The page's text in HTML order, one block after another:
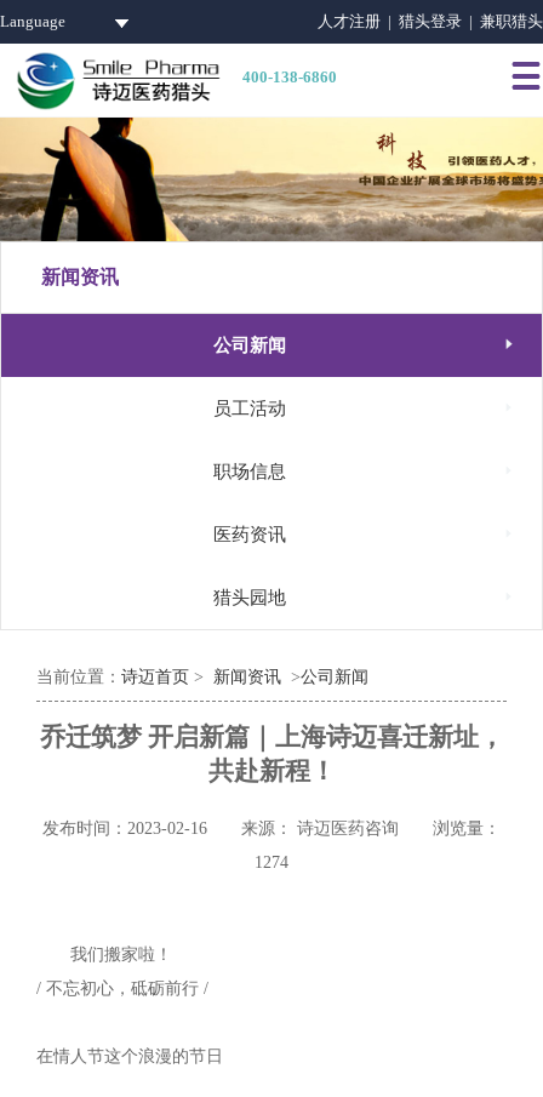
Language 人才注册 | 猎头登录 | 兼职猎头
400-138-6860 
新闻资讯
公司新闻 
员工活动
职场信息
医药资讯
猎头园地
当前位置： 诗迈首页 > 新闻资讯 >公司新闻
乔迁筑梦 开启新篇｜上海诗迈喜迁新址，
共赴新程！
发布时间：2023-02-16 来源： 诗迈医药咨询
浏览量：
1274
我们搬家啦！
/ 不忘初心，砥砺前行 /
在情人节这个浪漫的节日